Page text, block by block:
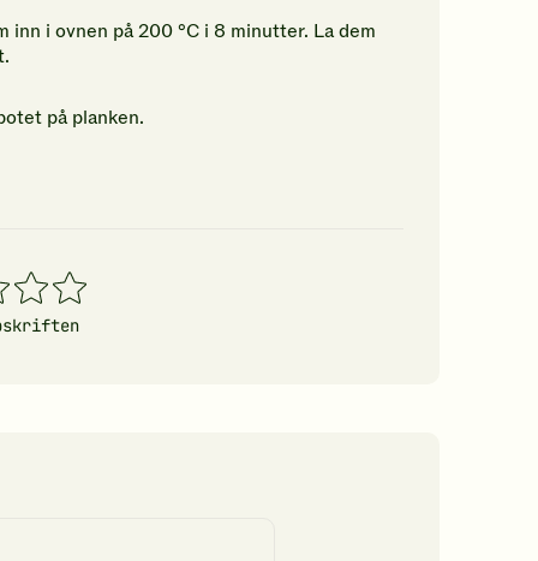
i ovnen på 200 °C i 8 minutter. La dem
på planken.
4
stjerner
5
stjerner